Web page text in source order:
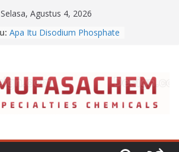
Selasa, Agustus 4, 2026
Apa Itu Disodium Phosphate
Jual Benzalkonium Chloride